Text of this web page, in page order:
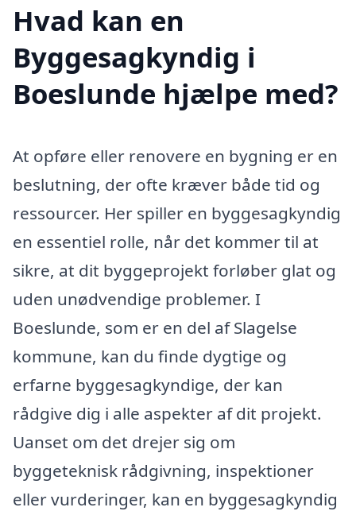
Hvad kan en
Byggesagkyndig i
Boeslunde hjælpe med?
At opføre eller renovere en bygning er en
beslutning, der ofte kræver både tid og
ressourcer. Her spiller en byggesagkyndig
en essentiel rolle, når det kommer til at
sikre, at dit byggeprojekt forløber glat og
uden unødvendige problemer. I
Boeslunde, som er en del af Slagelse
kommune, kan du finde dygtige og
erfarne byggesagkyndige, der kan
rådgive dig i alle aspekter af dit projekt.
Uanset om det drejer sig om
byggeteknisk rådgivning, inspektioner
eller vurderinger, kan en byggesagkyndig